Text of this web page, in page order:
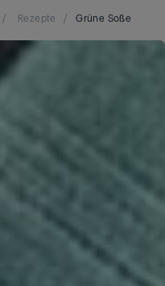
/ Rezepte / Grüne Soße